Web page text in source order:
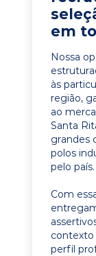
em
Nossa
às
região,
ao
Santa
grandes
polos
pelo país.
Com
contexto
perfil